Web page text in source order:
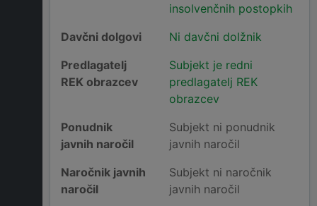
insolvenčnih postopkih
Davčni dolgovi
Ni davčni dolžnik
Predlagatelj
REK obrazcev
Subjekt je redni
predlagatelj REK
obrazcev
Ponudnik
javnih naročil
Subjekt ni ponudnik
javnih naročil
Naročnik javnih
naročil
Subjekt ni naročnik
javnih naročil